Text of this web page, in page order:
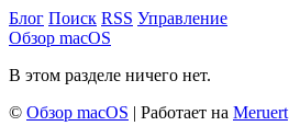
Блог Поиск RSS Управление
Обзор macOS
В этом разделе ничего нет.
© Обзор macOS | Работает на Meruert